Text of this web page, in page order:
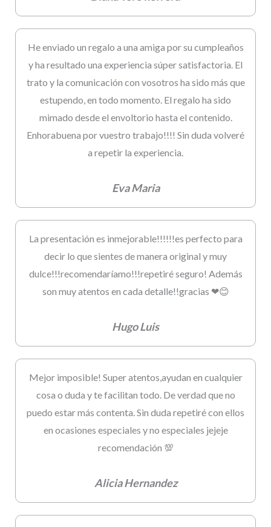
He enviado un regalo a una amiga por su cumpleaños
y ha resultado una experiencia súper satisfactoria. El
trato y la comunicación con vosotros ha sido más que
estupendo, en todo momento. El regalo ha sido
mimado desde el envoltorio hasta el contenido.
Enhorabuena por vuestro trabajo!!!! Sin duda volveré
a repetir la experiencia.
Eva Maria
La presentación es inmejorable!!!!!!es perfecto para
decir lo que sientes de manera original y muy
dulce!!!recomendaríamo!!!repetiré seguro! Además
son muy atentos en cada detalle!!gracias ❤😊
Hugo Luis
Mejor imposible! Super atentos,ayudan en cualquier
cosa o duda y te facilitan todo. De verdad que no
puedo estar más contenta. Sin duda repetiré con ellos
en ocasiones especiales y no especiales jejeje
recomendación 💯
Alicia Hernandez